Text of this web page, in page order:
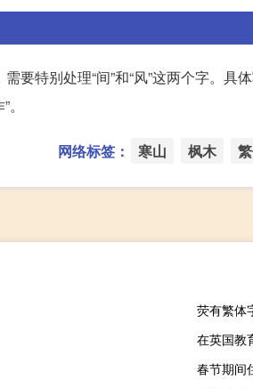
要特别处理“间”和“风”这两个字。具
网络标签： 寒山 枫木
荧有繁体
在英国教
春节期间